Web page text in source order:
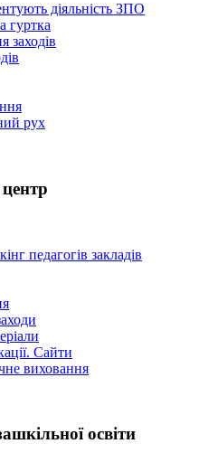
діяльність ЗПО
гуртка
заходів
рух
педагогів закладів
Сайти
виховання
освіти